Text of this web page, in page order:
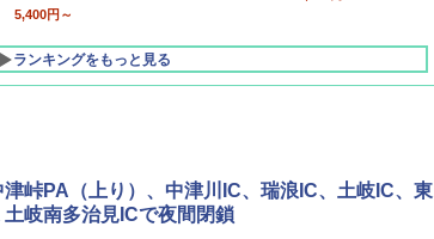
5,400円～
ランキングをもっと見る
津峠PA（上り）、中津川IC、瑞浪IC、土岐IC、東
土岐南多治見ICで夜間閉鎖